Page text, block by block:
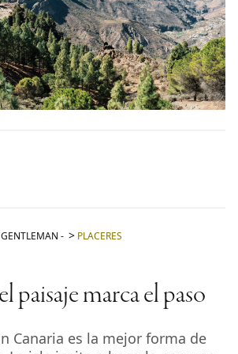
GENTLEMAN - PLACERES
paisaje marca el paso
Canaria es la mejor forma de